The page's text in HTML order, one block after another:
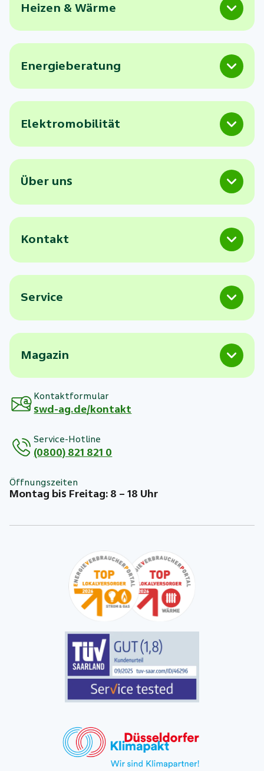
Heizen & Wärme
Energieberatung
Elektromobilität
Über uns
Kontakt
Service
Magazin
Kontaktformular
swd-ag.de/kontakt
Service-Hotline
(0800) 821 821 0
Öffnungszeiten
Montag bis Freitag: 8 – 18 Uhr